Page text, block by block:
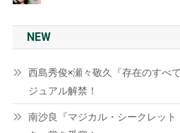
NEW
西島秀俊×瀬々敬久『存在のすべ
ジュアル解禁！
南沙良『マジカル・シークレッ